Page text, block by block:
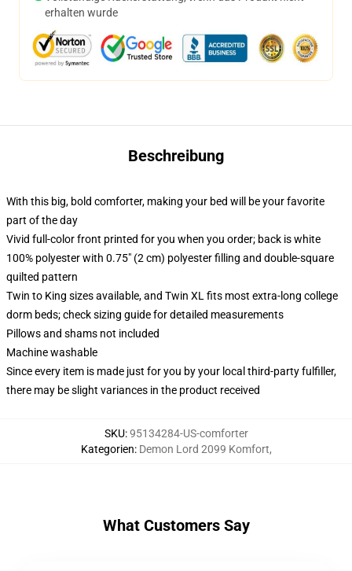
erhalten wurde
Beschreibung
With this big, bold comforter, making your bed will be your favorite
part of the day
Vivid full-color front printed for you when you order; back is white
100% polyester with 0.75" (2 cm) polyester filling and double-square
quilted pattern
Twin to King sizes available, and Twin XL fits most extra-long college
dorm beds; check sizing guide for detailed measurements
Pillows and shams not included
Machine washable
Since every item is made just for you by your local third-party fulfiller,
there may be slight variances in the product received
SKU:95134284-US-comforter
Kategorien: Demon Lord 2099 Komfort,
What Customers Say